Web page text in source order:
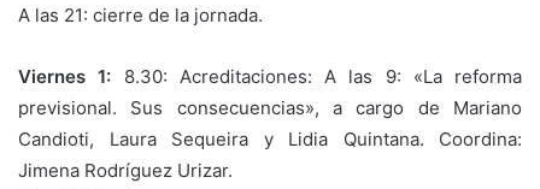
A las 21: cierre de la jornada.
Viernes 1: 8.30: Acreditaciones: A las 9: «La reforma
previsional. Sus consecuencias», a cargo de Mariano
Candioti, Laura Sequeira y Lidia Quintana. Coordina:
Jimena Rodríguez Urizar.